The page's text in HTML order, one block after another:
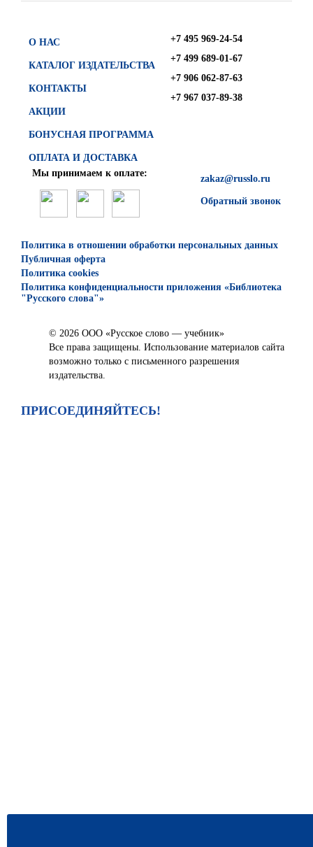
О НАС
КАТАЛОГ ИЗДАТЕЛЬСТВА
КОНТАКТЫ
АКЦИИ
БОНУСНАЯ ПРОГРАММА
ОПЛАТА И ДОСТАВКА
+7 495 969-24-54
+7 499 689-01-67
+7 906 062-87-63
+7 967 037-89-38
zakaz@russlo.ru
Обратный звонок
Мы принимаем к оплате:
Политика в отношении обработки персональных данных
Публичная оферта
Политика cookies
Политика конфиденциальности приложения «Библиотека
"Русского слова"»
© 2026 ООО «Русское слово — учебник»
Все права защищены. Использование материалов сайта
возможно только с письменного разрешения
издательства.
ПРИСОЕДИНЯЙТЕСЬ!